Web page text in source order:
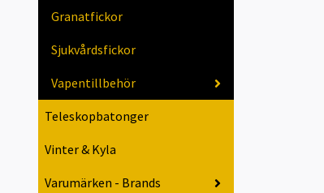
Granatfickor
Sjukvårdsfickor
Vapentillbehör
Teleskopbatonger
Vinter & Kyla
Varumärken - Brands